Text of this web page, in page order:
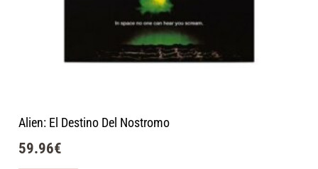
Alien: El Destino Del Nostromo
59.96€